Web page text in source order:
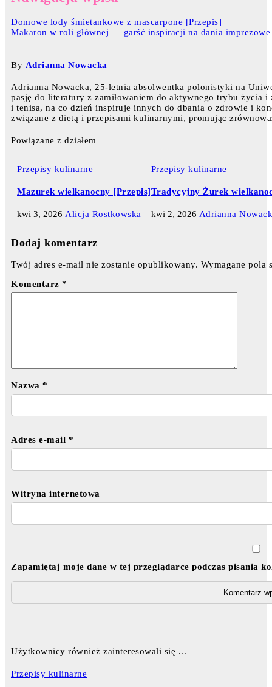
Domowe lody śmietankowe z mascarpone [Przepis]
Makaron w roli głównej — garść inspiracji na dania
By Adrianna Nowacka
Adrianna Nowacka, 25-letnia absolwentka polonistyki na
pasję do literatury z zamiłowaniem do aktywnego trybu życia
i tenisa, na co dzień inspiruje innych do dbania o zdrowie i
związane z dietą i przepisami kulinarnymi, promując
Powiązane z działem
Przepisy kulinarne
Mazurek wielkanocny [Przepis]
kwi 3, 2026 Alicja Rostkowska
Przepisy kulinarne
Tradycyjny Żurek
kwi 2, 2026 Adrianna
Dodaj komentarz
Twój adres e-mail nie zostanie opublikowany. Wymagane pola
Komentarz *
Nazwa *
Adres e-mail *
Witryna internetowa
Zapamiętaj moje dane w tej przeglądarce podczas pisania
Użytkownicy również zainteresowali się ...
Przepisy kulinarne